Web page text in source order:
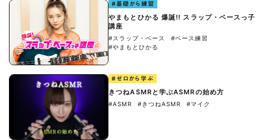
#基礎から練習
やまもとひかる 爆誕!! スラップ・ベースっ子
講座
#スラップ・ベース
#ベース練習
#やまもとひかる
#ゼロから学ぶ
きつねASMRと学ぶASMRの始め方
#ASMR #きつねASMR #マイク